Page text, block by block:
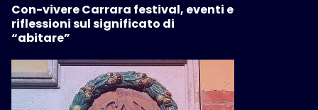
Con-vivere Carrara festival, eventi e
riflessioni sul significato di
“abitare”